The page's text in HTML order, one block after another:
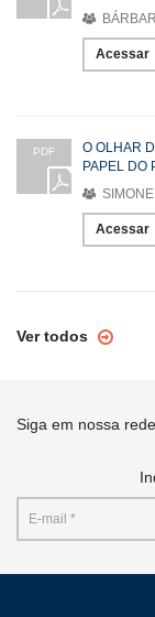
Acessar
PDF
O OLHAR
PAPEL DO
Acessar
Ver todos
Siga em nossa